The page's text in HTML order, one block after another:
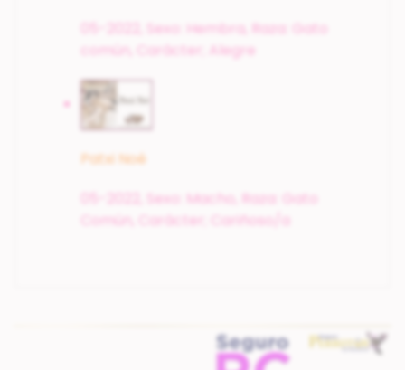
Sexo: Hembra, Raza: Gato
común,
Carácter; Alegre
Patxi Noé
Sexo: Macho,
Raza: Gato
Común,
Carácter; Cariñoso/a